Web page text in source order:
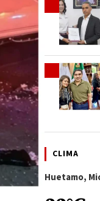
CLIMA
Huetamo,